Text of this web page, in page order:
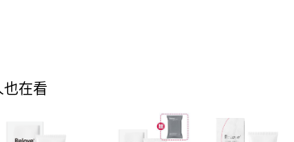
也在看